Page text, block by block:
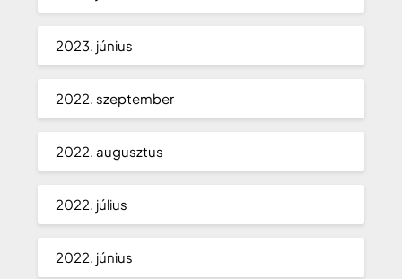
2023. június
2022. szeptember
2022. augusztus
2022. július
2022. június